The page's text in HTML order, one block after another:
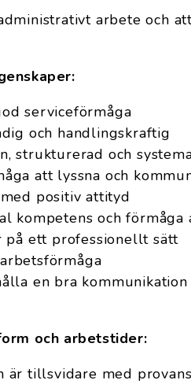
arbete och
serviceförmåga
och handlingskraftig
strukturerad och
att lyssna och
positiv attityd
kompetens och
på ett professionellt sätt
en bra
och arbetstider:
är tillsvidare med